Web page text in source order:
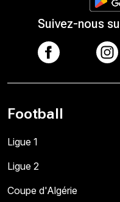
Suivez-nous
Football
Ligue 1
Ligue 2
Coupe d'Algérie